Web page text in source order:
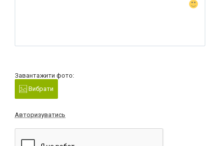
Завантажити фото:
Вибрати
Авторизуватись